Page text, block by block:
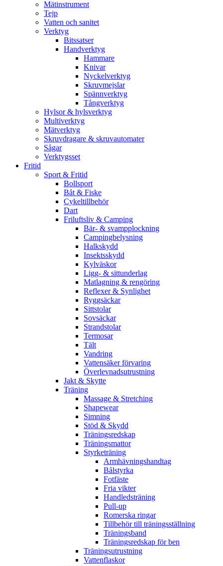
Mätinstrument
Tejp
Vatten och sanitet
Verktyg
Bitssatser
Handverktyg
Hammare
Knivar
Nyckelverktyg
Skruvmejslar
Spännverktyg
Tångverktyg
Hylsor & hylsverktyg
Multiverktyg
Mätverktyg
Skruvdragare & skruvautomater
Sågar
Verktygsset
Fritid
Sport & Fritid
Bollsport
Båt & Fiske
Cykeltillbehör
Dart
Friluftsliv & Camping
Bär- & svampplockning
Campingbelysning
Halkskydd
Insektsskydd
Kylväskor
Ligg- & sittunderlag
Matlagning & rengöring
Reflexer & Synlighet
Ryggsäckar
Sittstolar
Sovsäckar
Strandstolar
Termosar
Tält
Vandring
Vattensäker förvaring
Överlevnadsutrustning
Jakt & Skytte
Träning
Massage & Stretching
Shapewear
Simning
Stöd & Skydd
Träningsredskap
Träningsmattor
Styrketräning
Armhävningshandtag
Bålstyrka
Fotfäste
Fria vikter
Handledsträning
Pull-up
Romerska ringar
Tillbehör till träningsställning
Träningsband
Träningsredskap för ben
Träningsutrustning
Vattenflaskor